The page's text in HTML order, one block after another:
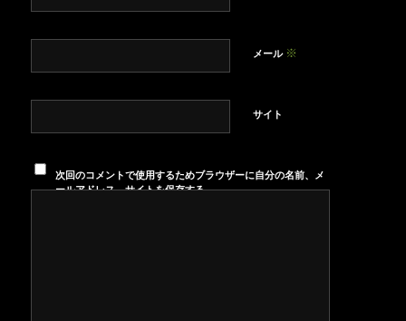
メール ※
サイト
次回のコメントで使用するためブラウザーに自分の名前、メ
ールアドレス、サイトを保存する。